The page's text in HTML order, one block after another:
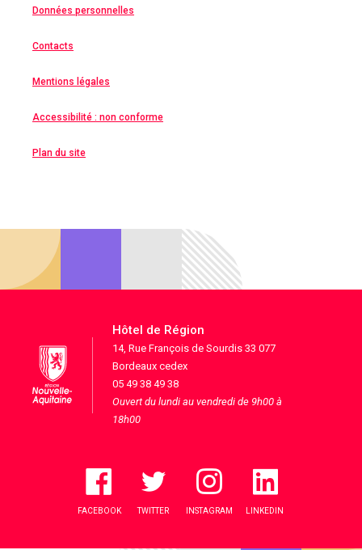
Données personnelles
Contacts
Mentions légales
Accessibilité : non conforme
Plan du site
Hôtel de Région
14, Rue François de Sourdis 33 077
Bordeaux cedex
05 49 38 49 38
Ouvert du lundi au vendredi de 9h00 à
18h00
FACEBOOK TWITTER INSTAGRAM LINKEDIN